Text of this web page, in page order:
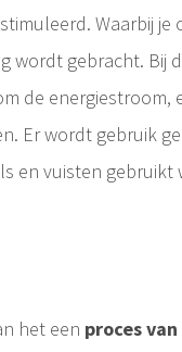
Waarbij je
wordt gebracht. Bij
de energiestroom,
Er wordt gebruik
en vuisten gebruikt
het een proces